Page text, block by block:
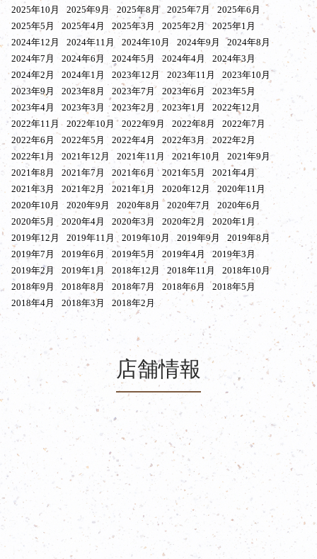
2025年10月
2025年9月 2025年8月 2025年7月
2025年6月
2025年5月
2025年4月 2025年3月 2025年2月
2025年1月
2024年12月
2024年11月 2024年10月 2024年9月
2024年8月
2024年7月
2024年6月 2024年5月 2024年4月
2024年3月
2024年2月
2024年1月 2023年12月 2023年11月
2023年10月
2023年9月
2023年8月 2023年7月 2023年6月
2023年5月
2023年4月
2023年3月 2023年2月 2023年1月
2022年12月
2022年11月
2022年10月 2022年9月 2022年8月
2022年7月
2022年6月
2022年5月 2022年4月 2022年3月
2022年2月
2022年1月
2021年12月 2021年11月 2021年10月
2021年9月
2021年8月
2021年7月 2021年6月 2021年5月
2021年4月
2021年3月
2021年2月 2021年1月 2020年12月
2020年11月
2020年10月
2020年9月 2020年8月 2020年7月
2020年6月
2020年5月
2020年4月 2020年3月 2020年2月
2020年1月
2019年12月
2019年11月 2019年10月 2019年9月
2019年8月
2019年7月
2019年6月 2019年5月 2019年4月
2019年3月
2019年2月
2019年1月 2018年12月 2018年11月
2018年10月
2018年9月
2018年8月 2018年7月 2018年6月
2018年5月
2018年4月
2018年3月 2018年2月
店舗情報